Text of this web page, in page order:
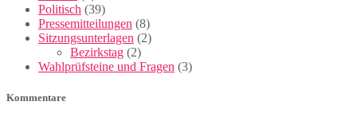
Politisch (39)
Pressemitteilungen (8)
Sitzungsunterlagen (2)
Bezirkstag (2)
Wahlprüfsteine und Fragen (3)
Kommentare